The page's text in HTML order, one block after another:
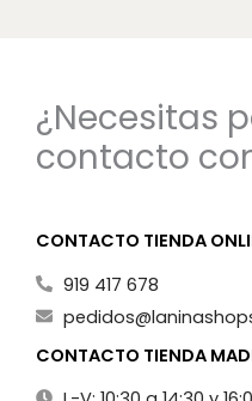
¿Necesitas
contacto
CONTACTO TIENDA
919 417 678
CONTACTO TIENDA